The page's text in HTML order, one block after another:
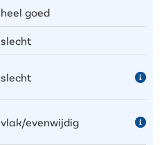
heel goed
slecht
slecht
vlak/evenwijdig